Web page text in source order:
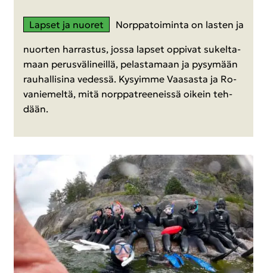
Lap­set ja nuo­ret Norp­pa­toi­min­ta on las­ten ja
nuor­ten har­ras­tus, jossa lap­set op­pi­vat su­kel­ta­
maan pe­rus­vä­li­neil­lä, pe­las­ta­maan ja py­sy­mään
rau­hal­li­si­na ve­des­sä. Ky­syim­me Vaa­sas­ta ja Ro­
va­nie­mel­tä, mitä norp­pat­ree­neis­sä oi­kein teh­
dään.